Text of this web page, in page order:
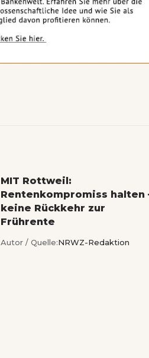
MIT Rottweil:
Rentenkompromiss halten
keine Rückkehr zur
Frührente
Autor / Quelle:NRWZ-Redaktion